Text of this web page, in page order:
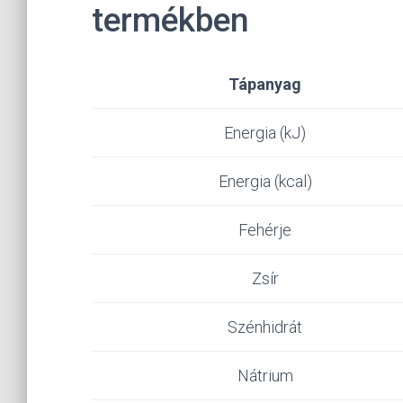
termékben
Tápanyag
Energia (kJ)
Energia (kcal)
Fehérje
Zsír
Szénhidrát
Nátrium